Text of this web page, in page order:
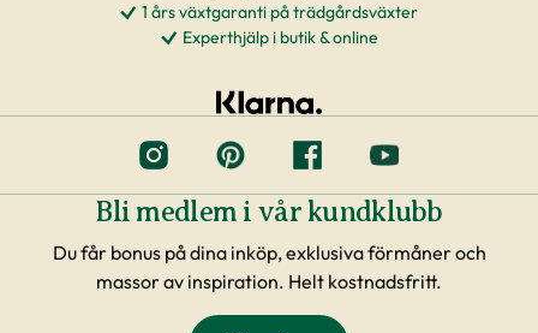
1 års växtgaranti på trädgårdsväxter
Experthjälp i butik & online
Bli medlem i vår kundklubb
Du får bonus på dina inköp, exklusiva förmåner och
massor av inspiration. Helt kostnadsfritt.